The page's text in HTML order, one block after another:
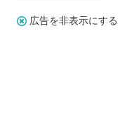
広告を非表示にする